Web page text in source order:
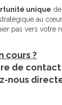
unique
au cœur
pas vers votre
cours ?
de
nous